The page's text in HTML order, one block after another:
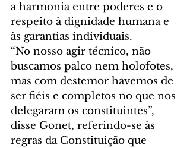
a harmonia entre poderes e o
respeito à dignidade humana e
às garantias individuais.
“No nosso agir técnico, não
buscamos palco nem holofotes,
mas com destemor havemos de
ser fiéis e completos no que nos
delegaram os constituintes”,
disse Gonet, referindo-se às
regras da Constituição que